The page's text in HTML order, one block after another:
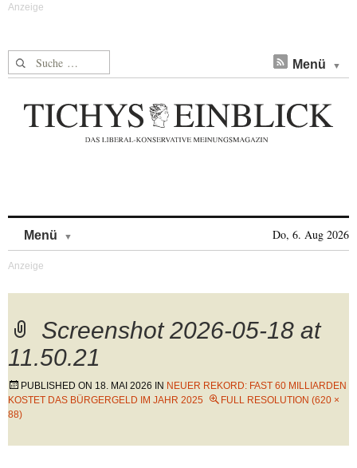
Suche nach: Menü
Menü Do, 6. Aug 2026
Screenshot 2026-05-18 at
11.50.21
PUBLISHED ON 18. MAI 2026 IN NEUER REKORD: FAST 60 MILLIARDEN
KOSTET DAS BÜRGERGELD IM JAHR 2025
FULL RESOLUTION (620 ×
88)